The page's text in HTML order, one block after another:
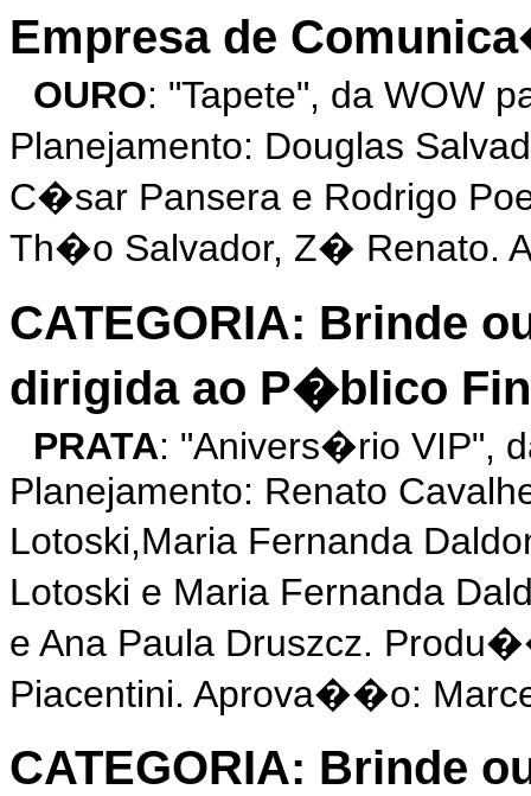
Empresa de
OURO: "Tapete", da WOW
Planejamento: Douglas
C�sar Pansera e Rodrigo
Th�o Salvador, Z� Renato.
CATEGORIA: Brinde
dirigida ao P�blico
PRATA: "Anivers�rio VIP",
Planejamento: Renato
Lotoski,Maria Fernanda
Lotoski e Maria Fernanda
e Ana Paula Druszcz.
Piacentini. Aprova��o:
CATEGORIA: Brinde